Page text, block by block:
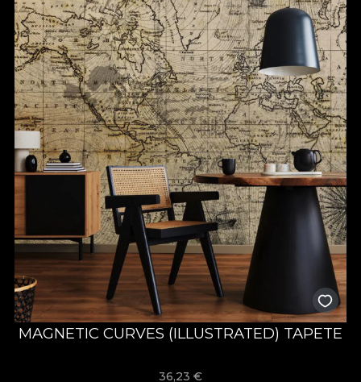
MAGNETIC CURVES (ILLUSTRATED) TAPETE
36,23 €